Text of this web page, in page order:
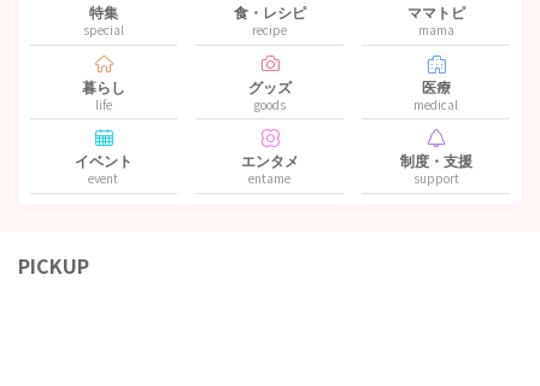
特集
special
食・レシピ
recipe
ママトピ
mama
暮らし
life
グッズ
goods
医療
medical
イベント
event
エンタメ
entame
制度・支援
support
PICKUP